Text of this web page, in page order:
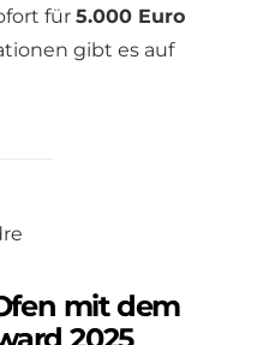
für 5.000 Euro
gibt es auf
mit dem